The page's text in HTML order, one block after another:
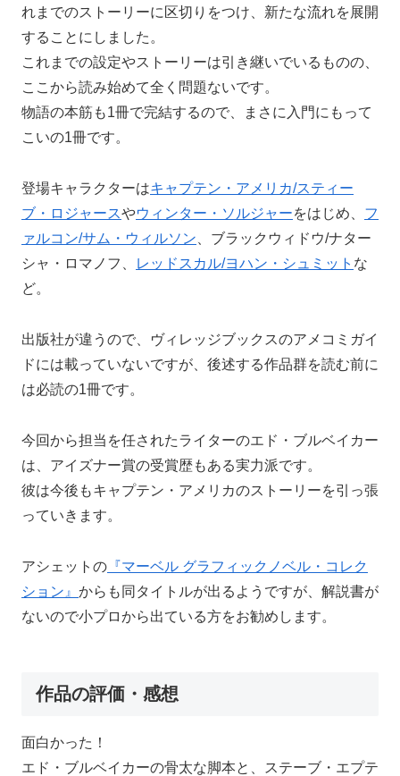
れまでのストーリーに区切りをつけ、新たな流れを展開
することにしました。
これまでの設定やストーリーは引き継いでいるものの、
ここから読み始めて全く問題ないです。
物語の本筋も1冊で完結するので、まさに入門にもって
こいの1冊です。
登場キャラクターはキャプテン・アメリカ/スティー
ブ・ロジャースやウィンター・ソルジャーをはじめ、 フ
ァルコン/サム・ウィルソン 、ブラックウィドウ/ナター
シャ・ロマノフ、
レッドスカル/ヨハン・シュミット な
ど。
出版社が違うので、ヴィレッジブックスのアメコミガイ
ドには載っていないですが、後述する作品群を読む前に
は必読の1冊です。
今回から担当を任されたライターのエド・ブルベイカー
は、アイズナー賞の受賞歴もある実力派です。
彼は今後もキャプテン・アメリカのストーリーを引っ張
っていきます。
アシェットの 『マーベル グラフィックノベル・コレク
ション』 からも同タイトルが出るようですが、解説書が
ないので小プロから出ている方をお勧めします。
作品の評価・感想
面白かった！
エド・ブルベイカーの骨太な脚本と、ステーブ・エプテ